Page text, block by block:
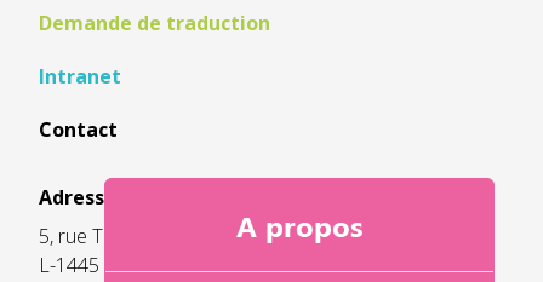
A propos
Demande de traduction
Intranet
Contact
Adresse:
5, rue Thomas Edison
L-1445 Strassen